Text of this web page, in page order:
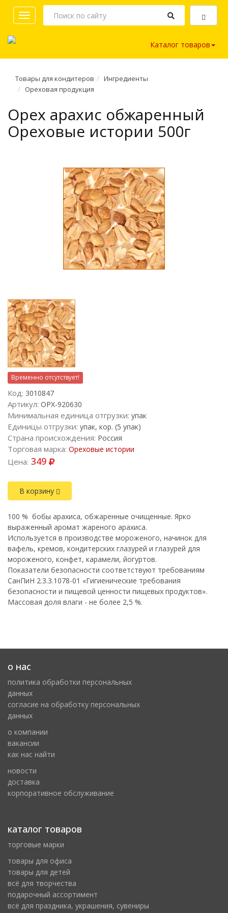
Toggle
navigation
Каталог товаров
Товары для кондитеров
Ингредиенты
Ореховая продукция
Орех арахис обжаренный
Ореховые истории 500г
Временно отсутствует!
Код: 3010847
Артикул: ОРХ-920630
Минимальная единица отгрузки: упак
Единицы отгрузки: упак, кор. (5 упак)
Страна происхождения: Россия
Торговая марка: Ореховые истории
Цена: 349
В корзину
100 % бобы арахиса, обжаренные очищенные. Ярко
выраженный аромат жареного арахиса.
Используется в производстве мороженого, начинок для
вафель, кремов, кондитерских глазурей и глазурей для
мороженого, конфет, карамели, йогуртов.
Показатели безопасности соответствуют требованиям
СанПиН 2.3.3.1078-01 «Гигиенические требования
безопасности и пищевой ценности пищевых продуктов».
Массовая доля влаги - не более 2,5 %.
о нас
политика обработки персональных
данных
cогласие на обработку персональных
данных
о компании
вакансии
как нас найти
новости
доставка
корпоративное обслуживание
каталог товаров
торговые марки
товары для офиса
товары для детей
всё для творчества
подарочный ассортимент
всё для праздника, украшения, сувениры